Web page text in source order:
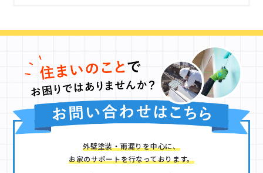
外壁塗装・雨漏りを中心に、
お家のサポートを行なっております。